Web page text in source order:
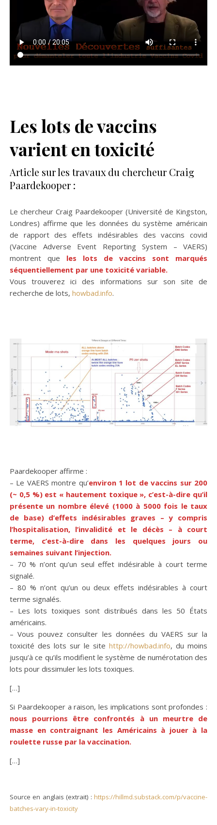
Les lots de vaccins
varient en toxicité
Article sur les travaux du chercheur Craig
Paardekooper :
Le chercheur Craig Paardekooper (Université de Kingston,
Londres) affirme que les données du système américain
de rapport des effets indésirables des vaccins covid
(Vaccine Adverse Event Reporting System – VAERS)
montrent que les lots de vaccins sont marqués
séquentiellement par une toxicité variable.
Vous trouverez ici des informations sur son site de
recherche de lots, howbad.info.
Paardekooper affirme :
– Le VAERS montre qu’environ 1 lot de vaccins sur 200
(~ 0,5 %) est « hautement toxique », c’est-à-dire qu’il
présente un nombre élevé (1000 à 5000 fois le taux
de base) d’effets indésirables graves – y compris
l’hospitalisation, l’invalidité et le décès – à court
terme, c’est-à-dire dans les quelques jours ou
semaines suivant l’injection.
– 70 % n’ont qu’un seul effet indésirable à court terme
signalé.
– 80 % n’ont qu’un ou deux effets indésirables à court
terme signalés.
– Les lots toxiques sont distribués dans les 50 États
américains.
– Vous pouvez consulter les données du VAERS sur la
toxicité des lots sur le site http://howbad.info, du moins
jusqu’à ce qu’ils modifient le système de numérotation des
lots pour dissimuler les lots toxiques.
[…]
Si Paardekooper a raison, les implications sont profondes :
nous pourrions être confrontés à un meurtre de
masse en contraignant les Américains à jouer à la
roulette russe par la vaccination.
[…]
Source en anglais (extrait) : https://hillmd.substack.com/p/vaccine-
batches-vary-in-toxicity